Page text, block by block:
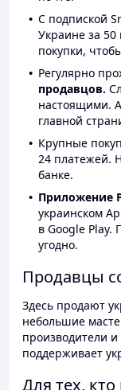
С подпиской
Украине за 50
покупки,
Регулярно
продавцов.
настоящими.
главной
Крупные
24 платежей.
банке.
Приложение
украинском
в Google Play.
угодно.
Продавцы
Здесь продают
небольшие
производители
поддерживает
Для тех,